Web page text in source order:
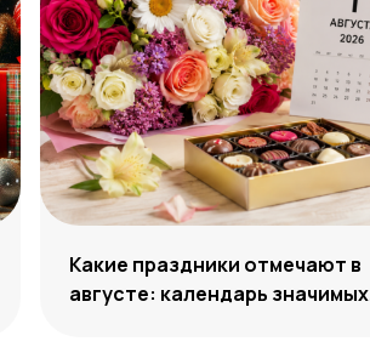
Какие праздники отмечают в
августе: календарь значимых